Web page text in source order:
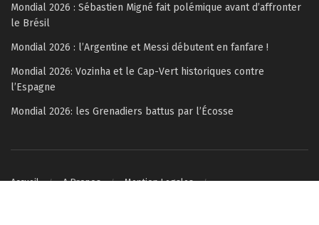
Mondial 2026 : Sébastien Migné fait polémique avant d’affronter
le Brésil
Mondial 2026 : l’Argentine et Messi débutent en fanfare !
Mondial 2026: Vozinha et le Cap-Vert historiques contre
l’Espagne
Mondial 2026: les Grenadiers battus par l’Écosse
Accueil A Propos
Mention Legales